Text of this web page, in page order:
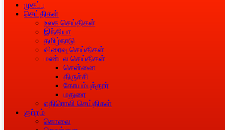
முகப்பு
செய்திகள்
உலக செய்திகள்
இந்தியா
தமிழ்நாடு
விரைவு செய்திகள்
மண்டல செய்திகள்
சென்னை
திருச்சி
கோயம்புத்தூர்
மதுரை
எதிரொலி செய்திகள்
குற்றம்
கொலை